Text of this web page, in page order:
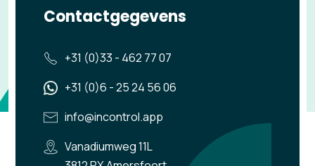
Contactgegevens
+31 (0)33 - 462 77 07
+31 (0)6 - 25 24 56 06
info@incontrol.app
Vanadiumweg 11L